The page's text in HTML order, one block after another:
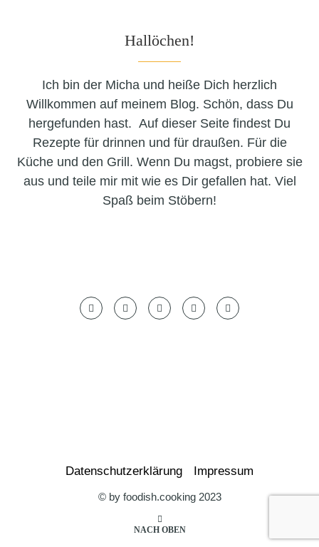
Hallöchen!
Ich bin der Micha und heiße Dich herzlich
Willkommen auf meinem Blog. Schön, dass Du
hergefunden hast. Auf dieser Seite findest Du
Rezepte für drinnen und für draußen. Für die
Küche und den Grill. Wenn Du magst, probiere sie
aus und teile mir mit wie es Dir gefallen hat. Viel
Spaß beim Stöbern!
Datenschutzerklärung Impressum
© by foodish.cooking 2023
NACH OBEN